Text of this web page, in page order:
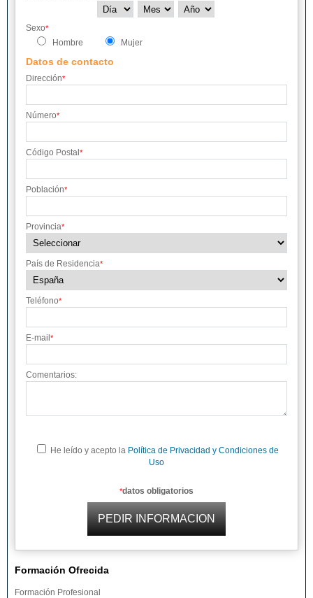
Sexo*
Hombre Mujer
Datos de contacto
Dirección*
Número*
Código Postal *
Población*
Provincia*
País de Residencia*
Teléfono*
E-mail *
Comentarios:
He leído y acepto la Política de Privacidad y Condiciones de
Uso
*datos obligatorios
Formación Ofrecida
Formación Profesional